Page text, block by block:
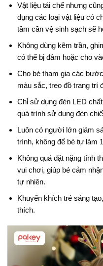
Vật liệu tái chế nhưng
dụng các loại vật liệu có
tầm cần vệ sinh sạch sẽ
Không dùng kẽm trần,
có thể bị đâm hoặc cho
Cho bé tham gia các
màu sắc, treo đồ trang trí
Chỉ sử dụng đèn LED
quá trình sử dụng đèn
Luôn có người lớn giám
trình, không để bé tự làm
Không quá đặt nặng tính
vui chơi, giúp bé cảm
tự nhiên.
Khuyến khích trẻ sáng
thích.